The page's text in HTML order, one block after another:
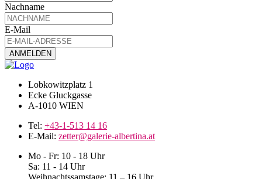
Nachname
E-Mail
Lobkowitzplatz 1
Ecke Gluckgasse
A-1010 WIEN
Tel: +43-1-513 14 16
E-Mail: zetter@galerie-albertina.at
Mo - Fr: 10 - 18 Uhr
Sa: 11 - 14 Uhr
Weihnachtssamstage: 11 – 16 Uhr